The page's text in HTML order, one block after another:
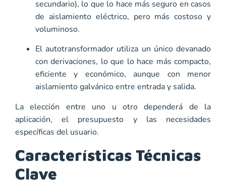
secundario), lo que lo hace más seguro en casos
de aislamiento eléctrico, pero más costoso y
voluminoso.
El autotransformador utiliza un único devanado
con derivaciones, lo que lo hace más compacto,
eficiente y económico, aunque con menor
aislamiento galvánico entre entrada y salida.
La elección entre uno u otro dependerá de la
aplicación, el presupuesto y las necesidades
específicas del usuario.
Características Técnicas
Clave